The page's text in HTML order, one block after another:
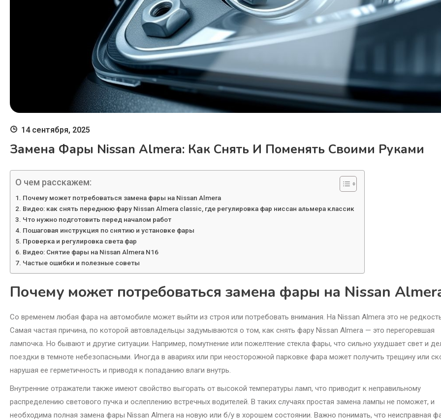
14 сентября, 2025
Замена Фары Nissan Almera: Как Снять И Поменять Своими Руками
О чем расскажем:
Почему может потребоваться замена фары на Nissan Almera
Видео: как снять переднюю фару Nissan Almera classic, где регулировка фар ниссан альмера классик
Что нужно подготовить перед началом работ
Пошаговая инструкция по снятию и установке фары
Проверка и регулировка света фар
Видео: Снятие фары на Nissan Almera N16
Частые ошибки и полезные советы
Почему может потребоваться замена фары на Nissan
Со временем любая фара на автомобиле может выйти из строя или потребовать внимания. На Nissan Almera это не
Самая частая причина, по которой автовладельцы задумываются о том, как снять фару Nissan Almera — это перегоревшая
лампочка. Но бывают и другие ситуации. Например, помутнение или пожелтение стекла фары, что сильно ухудшает свет и
поездки в темноте небезопасными. Иногда в авариях или при неосторожной парковке фара может получить трещину или
нарушая ее герметичность и приводя к попаданию влаги внутрь.
Внутренние отражатели также имеют свойство выгорать от высокой температуры ламп, что приводит к неправильному
распределению светового пучка и ослеплению встречных водителей. В таких случаях простая замена лампы не поможет, и
необходима полная замена фары Nissan Almera на новую или б/у в хорошем состоянии. Важно понимать, что неисправная